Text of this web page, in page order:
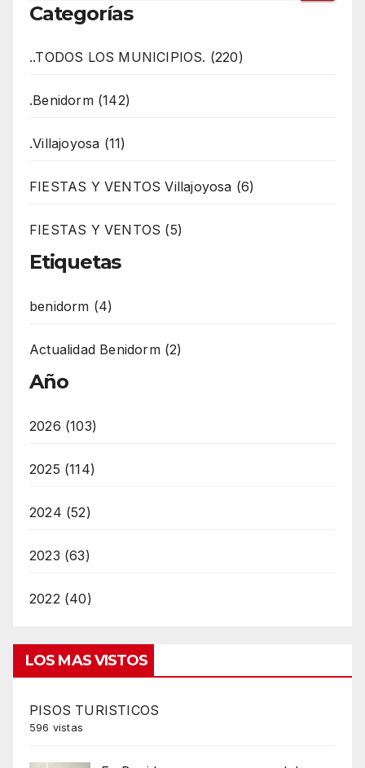
Categorías
..TODOS LOS MUNICIPIOS. (220)
.Benidorm (142)
.Villajoyosa (11)
FIESTAS Y VENTOS Villajoyosa (6)
FIESTAS Y VENTOS (5)
Etiquetas
benidorm (4)
Actualidad Benidorm (2)
Año
2026 (103)
2025 (114)
2024 (52)
2023 (63)
2022 (40)
LOS MAS VISTOS
PISOS TURISTICOS
596 vistas